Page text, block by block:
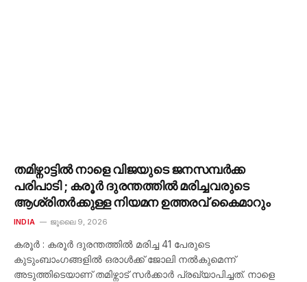
തമിഴ്നാട്ടിൽ നാളെ വിജയുടെ ജനസമ്പർക്ക
പരിപാടി ; കരൂർ ദുരന്തത്തിൽ മരിച്ചവരുടെ
ആശ്രിതർക്കുള്ള നിയമന ഉത്തരവ് കൈമാറും
INDIA ജൂലൈ 9, 2026
കരൂർ : കരൂർ ദുരന്തത്തിൽ മരിച്ച 41 പേരുടെ
കുടുംബാംഗങ്ങളിൽ ഒരാൾക്ക് ജോലി നൽകുമെന്ന്
അടുത്തിടെയാണ് തമിഴ്നാട് സർക്കാർ പ്രഖ്യാപിച്ചത്. നാളെ